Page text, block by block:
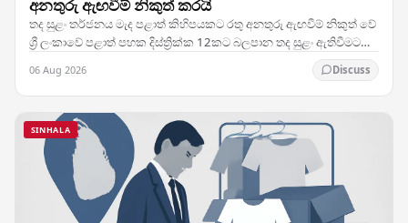
අනතුරු ඇඟවීම් නිකුත් කරයි
තද සුළං තර්ජනය මැද පළාත් කිහිපයකට රතු අනතුරු ඇඟවීම් නිකුත් වේ
ශ්‍රී ලංකාවේ පළාත් පහක දිස්ත්‍රික්ක 12කට බලපාන තද සුළං ඇතිවීමට
06 Aug 2026 Discuss
SINHALA